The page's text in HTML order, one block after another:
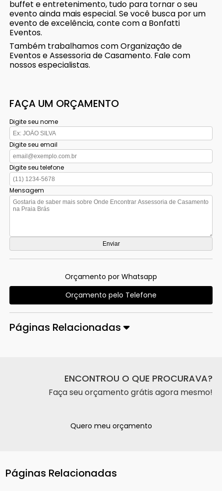
buffet e entretenimento, tudo para tornar o seu
evento ainda mais especial. Se você busca por um
evento de excelência, conte com a Bonfatti
Eventos.
Também trabalhamos com Organização de
Eventos e Assessoria de Casamento. Fale com
nossos especialistas.
FAÇA UM ORÇAMENTO
Digite seu nome
Digite seu email
Digite seu telefone
Mensagem
Orçamento por Whatsapp
Orçamento pelo Telefone
Páginas Relacionadas
ENCONTROU O QUE PROCURAVA?
Faça seu orçamento grátis agora mesmo!
Quero meu orçamento
Páginas Relacionadas